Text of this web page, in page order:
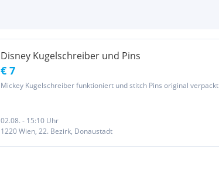
Disney Kugelschreiber und Pins
€ 7
Mickey Kugelschreiber funktioniert und stitch Pins original verpackt
02.08. - 15:10 Uhr
1220 Wien, 22. Bezirk, Donaustadt